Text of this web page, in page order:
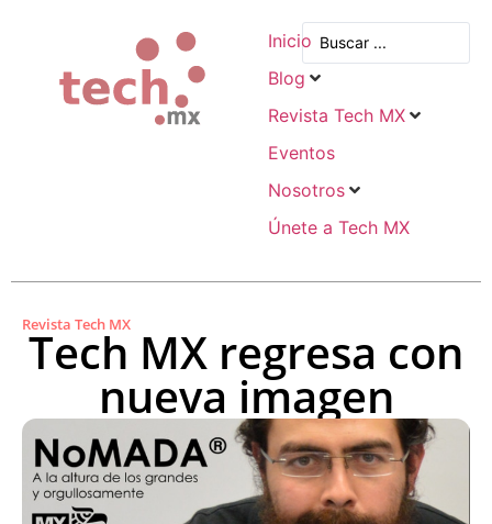
Inicio
Blog
Revista Tech MX
Eventos
Nosotros
Únete a Tech MX
Revista Tech MX
Tech MX regresa con
nueva imagen